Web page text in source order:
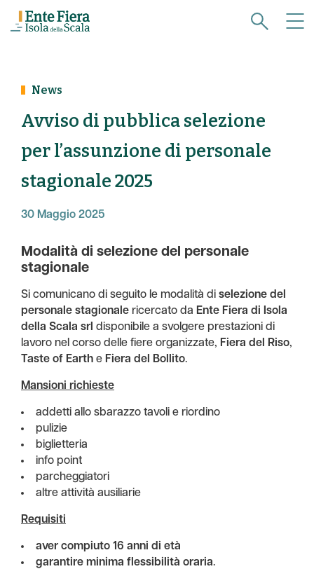
News
Avviso di pubblica selezione
per l’assunzione di personale
stagionale 2025
30 Maggio 2025
Modalità di selezione del personale
stagionale
Si comunicano di seguito le modalità di selezione del
personale stagionale ricercato da Ente Fiera di Isola
della Scala srl disponibile a svolgere prestazioni di
lavoro nel corso delle fiere organizzate, Fiera del Riso,
Taste of Earth e Fiera del Bollito.
Mansioni richieste
addetti allo sbarazzo tavoli e riordino
pulizie
biglietteria
info point
parcheggiatori
altre attività ausiliarie
Requisiti
aver compiuto 16 anni di età
garantire minima flessibilità oraria.